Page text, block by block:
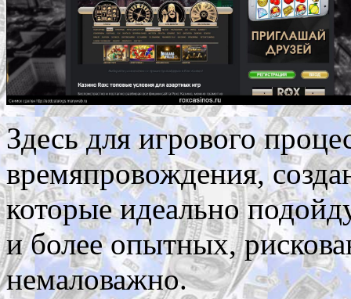
Здесь для игрового
времяпровождения,
которые идеально
и более опытных,
немаловажно.